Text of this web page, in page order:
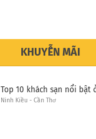
KHUYỄN MÃI
Top 10 khách sạn nổi bật
Ninh Kiều - Cần Thơ